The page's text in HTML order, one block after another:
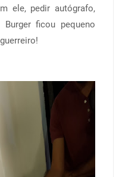
ele, pedir autógrafo,
ficou pequeno